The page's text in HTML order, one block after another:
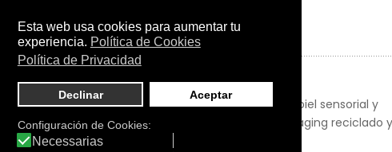
de Cáñamo y Aloe Vera para un cuidado de la piel sensorial y
Certificado por Cosmecert y Cosmos Organic.Packaging reciclado
Cruelty free.